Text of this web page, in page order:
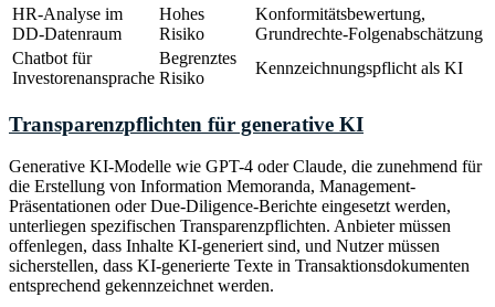
HR-Analyse im
DD-Datenraum
Hohes
Risiko
Konformitätsbewertung,
Grundrechte-Folgenabschätzung
Chatbot für
Investorenansprache
Begrenztes
Risiko
Kennzeichnungspflicht als KI
Transparenzpflichten für generative KI
Generative KI-Modelle wie GPT-4 oder Claude, die zunehmend für
die Erstellung von Information Memoranda, Management-
Präsentationen oder Due-Diligence-Berichte eingesetzt werden,
unterliegen spezifischen Transparenzpflichten. Anbieter müssen
offenlegen, dass Inhalte KI-generiert sind, und Nutzer müssen
sicherstellen, dass KI-generierte Texte in Transaktionsdokumenten
entsprechend gekennzeichnet werden.